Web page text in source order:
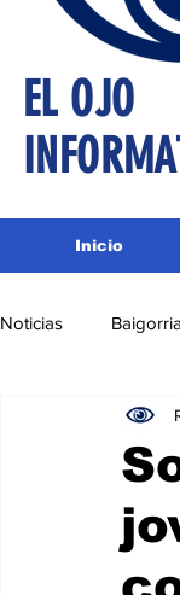
EL OJO
Inicio
Noticias Baigorria
Nacionales